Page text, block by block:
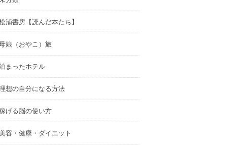
浦書房【読んだ本たち】
娘（おやこ）旅
まったホテル
想の自分になる方法
げる脳の使い方
美容・健康・ダイエット